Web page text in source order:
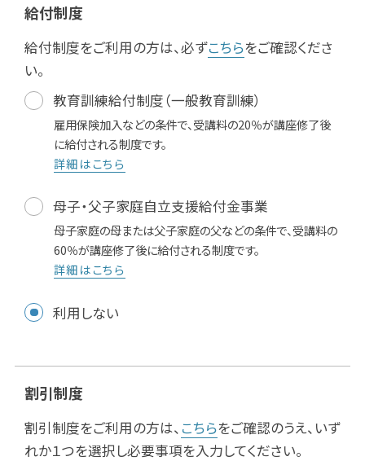
給付制度
給付制度をご利用の方は、必ずこちらをご確認くださ
い。
教育訓練給付制度（一般教育訓練）
雇用保険加入などの条件で、受講料の20％が講座修了後
に給付される制度です。
詳細はこちら
母子・父子家庭自立支援給付金事業
母子家庭の母または父子家庭の父などの条件で、受講料の
60％が講座修了後に給付される制度です。
詳細はこちら
利用しない
割引制度
割引制度をご利用の方は、 こちらをご確認のうえ、いず
れか１つを選択し必要事項を入力してください。